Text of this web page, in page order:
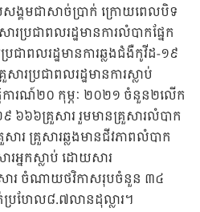
គមជាសាច់ប្រាក់ ក្រោយពេលបិទ
រប្រជាពលរដ្ឋមានការលំបាកផ្នែក
រជាពលរដ្ឋមានការឆ្លងជំងឺកូវីដ-១៩
រប្រជាពលរដ្ឋមានការស្លាប់
ការណ៍២០ កុម្ភៈ ២០២១ ចំនួន២លើក
៦៦៦គ្រួសារ រួមមានគ្រួសារលំបាក
រ គ្រួសារឆ្លងមានជីវភាពលំបាក
អ្នកស្លាប់ ដោយសារ
ារ ចំណាយថវិកាសរុបចំនួន ៣៤
រហែល៨.៧លានដុល្លារ។